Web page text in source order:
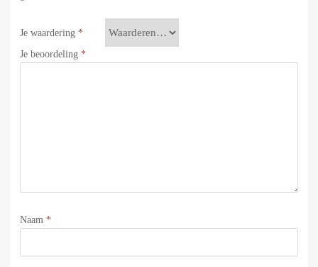
Je waardering *
Je beoordeling *
Naam *